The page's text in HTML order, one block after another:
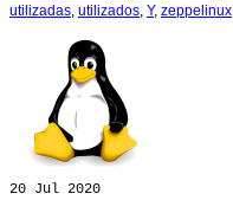
utilizadas, utilizados, Y, zeppelinux
20 Jul 2020